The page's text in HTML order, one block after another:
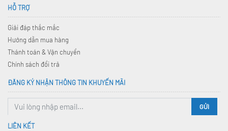
HỖ TRỢ
Giải đáp thắc mắc
Hướng dẫn mua hàng
Thánh toán & Vận chuyển
Chính sách đổi trả
ĐĂNG KÝ NHẬN THÔNG TIN KHUYẾN MÃI
GỬI
LIÊN KẾT